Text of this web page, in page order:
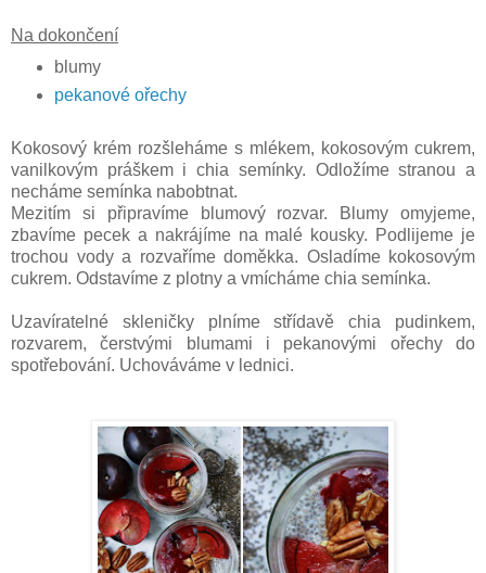
Na dokončení
blumy
pekanové ořechy
Kokosový krém rozšleháme s mlékem, kokosovým cukrem,
vanilkovým práškem i chia semínky. Odložíme stranou a
necháme semínka nabobtnat.
Mezitím si připravíme blumový rozvar. Blumy omyjeme,
zbavíme pecek a nakrájíme na malé kousky. Podlijeme je
trochou vody a rozvaříme doměkka. Osladíme kokosovým
cukrem. Odstavíme z plotny a vmícháme chia semínka.
Uzavíratelné skleničky plníme střídavě chia pudinkem,
rozvarem, čerstvými blumami i pekanovými ořechy do
spotřebování. Uchováváme v lednici.